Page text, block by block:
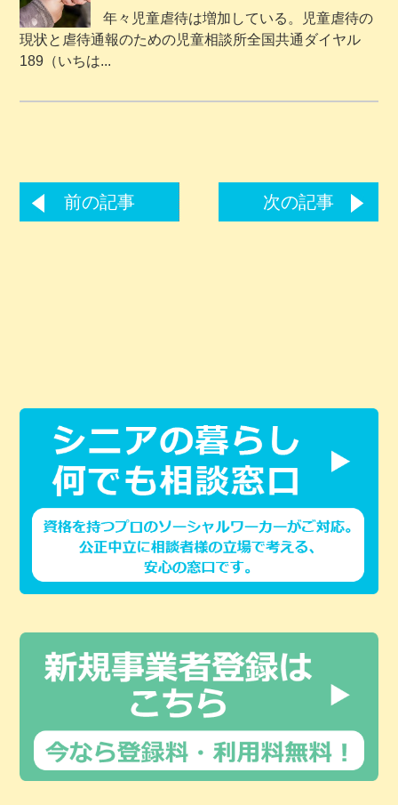
年々児童虐待は増加している。児童虐待の
現状と虐待通報のための児童相談所全国共通ダイヤル
189（いちは...
前の記事 次の記事